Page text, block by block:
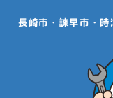
長崎市・諫早市・